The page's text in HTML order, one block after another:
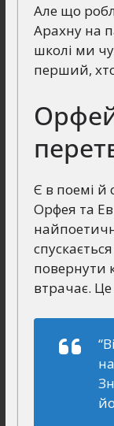
Але що
Арахну на
школі ми
перший,
Є в поемі й
Орфея та
повернути
втрачає. Це